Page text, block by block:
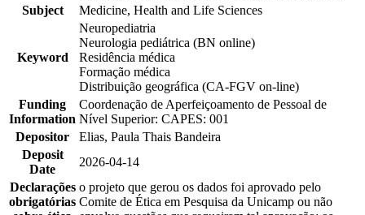
Subject
Medicine, Health and Life Sciences
Keyword
Neuropediatria
Neurologia pediátrica (BN online)
Residência médica
Formação médica
Distribuição geográfica (CA-FGV on-line)
Funding
Information
Coordenação de Aperfeiçoamento de Pessoal de
Nível Superior: CAPES: 001
Depositor
Elias, Paula Thais Bandeira
Deposit
Date
2026-04-14
Declarações
obrigatórias
o projeto que gerou os dados foi aprovado pelo
Comite de Ética em Pesquisa da Unicamp ou não